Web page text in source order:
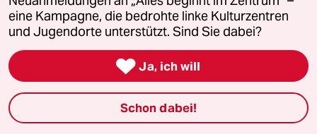
Die BPB erliegt in dem verlinkten
Artikel der Versuchung, ganz Afrika
über einen Kamm scheren zu wollen.
Das ist von vorneherein nicht
glaubhaft....
ich habe einen Absatz aus dem Trxt
zitiert, der sich auf das
Eigentumsrecht bezieht... wie
eine Kampagne, die bedrohte linke Kulturzentren
und Jugendorte unterstützt. Sind Sie dabei?
 Ja, ich will
Schon dabei!